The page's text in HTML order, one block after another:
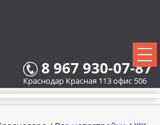
8 967 930-07-87
Краснодар Красная 113 офис 506